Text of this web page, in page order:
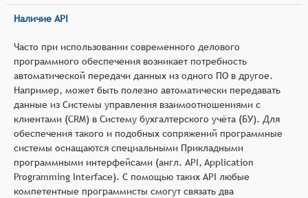
Наличие API
Часто при использовании современного делового
программного обеспечения возникает потребность
автоматической передачи данных из одного ПО в другое.
Например, может быть полезно автоматически передавать
данные из Системы управления взаимоотношениями с
клиентами (CRM) в Систему бухгалтерского учёта (БУ). Для
обеспечения такого и подобных сопряжений программные
системы оснащаются специальными Прикладными
программными интерфейсами (англ. API, Application
Programming Interface). С помощью таких API любые
компетентные программисты смогут связать два